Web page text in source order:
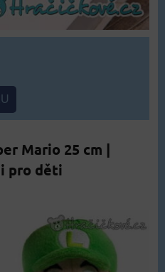
Mario 25 cm |
pro děti